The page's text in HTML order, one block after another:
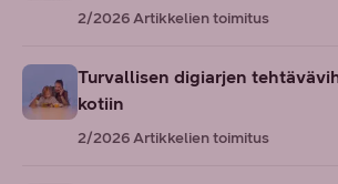
2/2026Artikkelien toimitus
Turvallisen digiarjen
kotiin
2/2026Artikkelien toimitus